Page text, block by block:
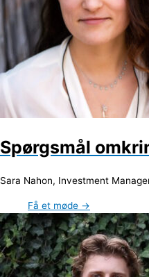
Spørgsmål
Sara Nahon, Investment
Få et møde →